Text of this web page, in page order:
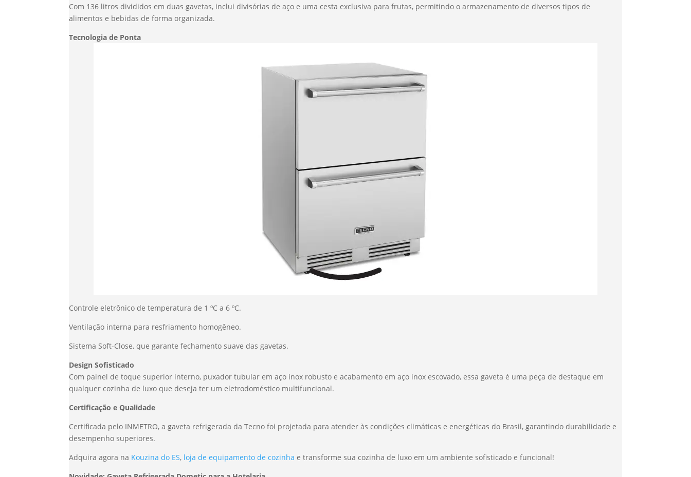
Com 136 litros divididos em duas gavetas, inclui divisórias de aço e uma cesta exclusiva para frutas, permitindo o armazenamento de diversos tipos de
alimentos e bebidas de forma organizada.
Tecnologia de Ponta
Controle eletrônico de temperatura de 1 ºC a 6 ºC.
Ventilação interna para resfriamento homogêneo.
Sistema Soft-Close, que garante fechamento suave das gavetas.
Design Sofisticado
Com painel de toque superior interno, puxador tubular em aço inox robusto e acabamento em aço inox escovado, essa gaveta é uma peça de destaque em
qualquer cozinha de luxo que deseja ter um eletrodoméstico multifuncional.
Certificação e Qualidade
Certificada pelo INMETRO, a gaveta refrigerada da Tecno foi projetada para atender às condições climáticas e energéticas do Brasil, garantindo durabilidade e
desempenho superiores.
Adquira agora na Kouzina do ES, loja de equipamento de cozinha e transforme sua cozinha de luxo em um ambiente sofisticado e funcional!